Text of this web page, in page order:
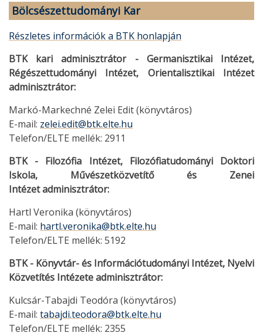
Bölcsészettudományi Kar
Részletes információk a BTK honlapján
BTK kari adminisztrátor - Germanisztikai Intézet,
Régészettudományi Intézet, Orientalisztikai Intézet
adminisztrátor:
Markó-Markechné Zelei Edit (könyvtáros)
E-mail: zelei.edit@btk.elte.hu
Telefon/ELTE mellék: 2911
BTK - Filozófia Intézet, Filozófiatudományi Doktori
Iskola, Művészetközvetítő és Zenei
Intézetadminisztrátor:
Hartl Veronika (könyvtáros)
E-mail: hartl.veronika@btk.elte.hu
Telefon/ELTE mellék: 5192
BTK - Könyvtár- és Információtudományi Intézet, Nyelvi
Közvetítés Intézete adminisztrátor:
Kulcsár-Tabajdi Teodóra (könyvtáros)
E-mail: tabajdi.teodora@btk.elte.hu
Telefon/ELTE mellék: 2355